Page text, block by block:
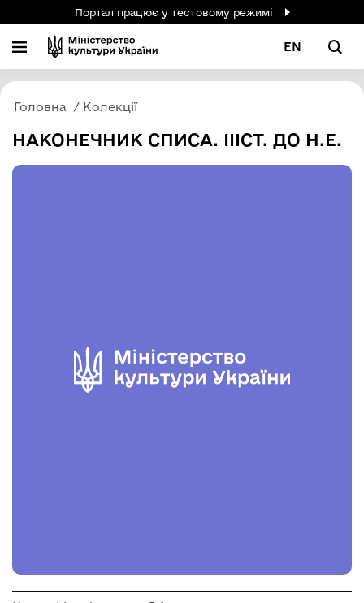
Портал працює у тестовому режимі
EN
Головна Колекції
НАКОНЕЧНИК СПИСА. ІІІСТ. ДО Н.Е.